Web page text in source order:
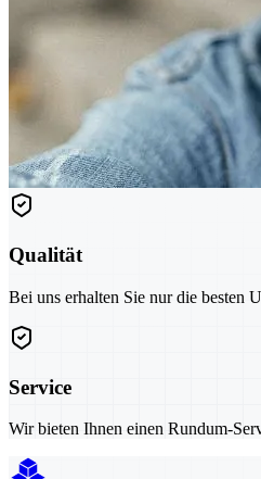
Qualität
Bei uns erhalten Sie nur die besten
Service
Wir bieten Ihnen einen Rundum-